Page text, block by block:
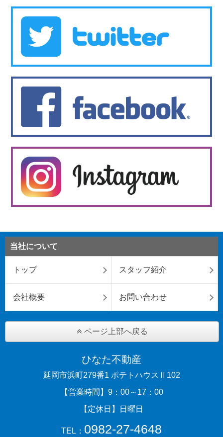
当社について
トップ スタッフ紹介
会社概要 お問い合わせ
ページ上部へ戻る
ひなた不動産
延岡市浜町279番1 ポテトハウスⅡ102
【営業時間】9：00～17：00
【定休日】日曜日
TEL： 0982-27-4648